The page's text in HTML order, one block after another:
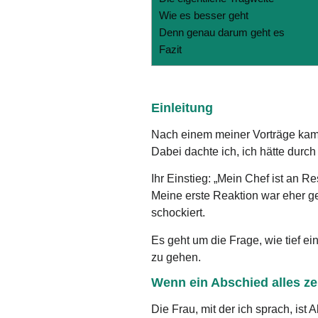
Wie es besser geht
Denn genau darum geht es
Fazit
Einleitung
Nach einem meiner Vorträge
Dabei dachte ich, ich hätte
Ihr Einstieg: „Mein Chef ist an
Meine erste Reaktion war eher
schockiert.
Es geht um die Frage, wie tief
zu gehen.
Wenn ein Abschied alles
Die Frau, mit der ich sprach, ist